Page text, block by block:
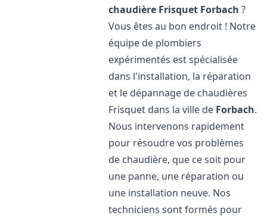
chaudière Frisquet Forbach ?
Vous êtes au bon endroit ! Notre
équipe de plombiers
expérimentés est spécialisée
dans l'installation, la réparation
et le dépannage de chaudières
Frisquet dans la ville de Forbach.
Nous intervenons rapidement
pour résoudre vos problèmes
de chaudière, que ce soit pour
une panne, une réparation ou
une installation neuve. Nos
techniciens sont formés pour